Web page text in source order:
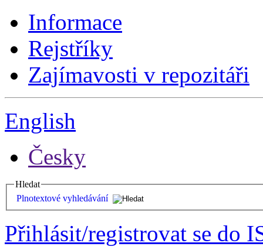
Informace
Rejstříky
Zajímavosti v repozitáři
English
Česky
Hledat
Plnotextové vyhledávání
Přihlásit/registrovat se do